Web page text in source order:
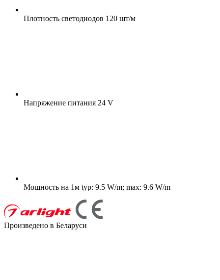
Плотность светодиодов 120 шт/м
Напряжение питания 24 V
Мощность на 1м typ: 9.5 W/m; max: 9.6 W/m
Произведено в Беларуси